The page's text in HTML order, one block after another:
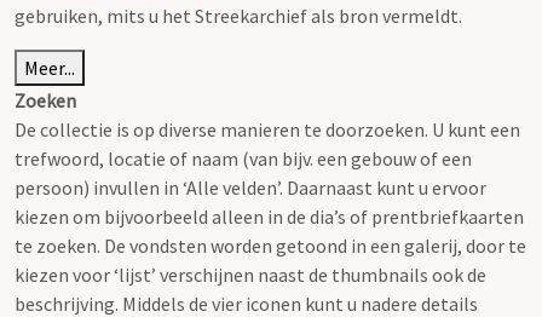
gebruiken, mits u het Streekarchief als bron vermeldt.
Meer...
Zoeken
De collectie is op diverse manieren te doorzoeken. U kunt een
trefwoord, locatie of naam (van bijv. een gebouw of een
persoon) invullen in ‘Alle velden’. Daarnaast kunt u ervoor
kiezen om bijvoorbeeld alleen in de dia’s of prentbriefkaarten
te zoeken. De vondsten worden getoond in een galerij, door te
kiezen voor ‘lijst’ verschijnen naast de thumbnails ook de
beschrijving. Middels de vier iconen kunt u nadere details